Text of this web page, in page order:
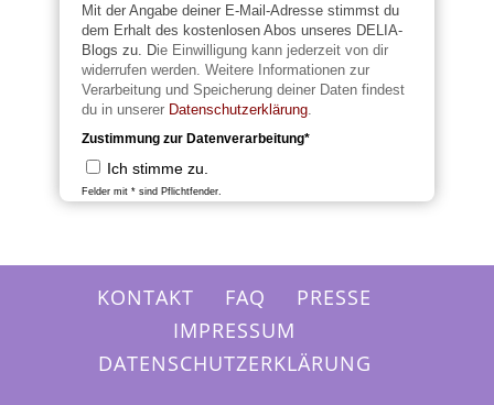
Mit der Angabe deiner E-Mail-Adresse stimmst du
dem Erhalt des kostenlosen Abos unseres DELIA-
Blogs zu. Die Einwilligung kann jederzeit von dir
widerrufen werden. Weitere Informationen zur
Verarbeitung und Speicherung deiner Daten findest
du in unserer Datenschutzerklärung.
Zustimmung zur Datenverarbeitung*
Ich stimme zu.
Felder mit * sind Pflichtfender.
KONTAKT FAQ
PRESSE
IMPRESSUM
DATENSCHUTZERKLÄRUNG